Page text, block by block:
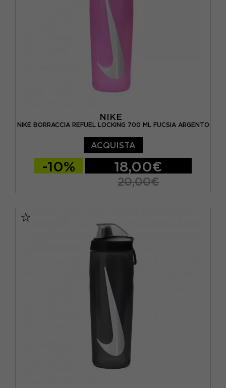
NIKE
NIKE BORRACCIA REFUEL LOCKING 700 ML FUCSIA ARGENTO
ACQUISTA
-10% 18,00€
20,00€